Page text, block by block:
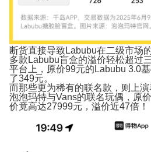
断货直接导致Labubu在二级市场
多款Labubu盲盒的溢价轻松超过
平台上，原价99元的Labubu 3.0
了349元。
而那些更为稀有的联名款，则上演
泡泡玛特与Vans的联名玩偶， 原
价竟高达27999元，溢价近47倍！